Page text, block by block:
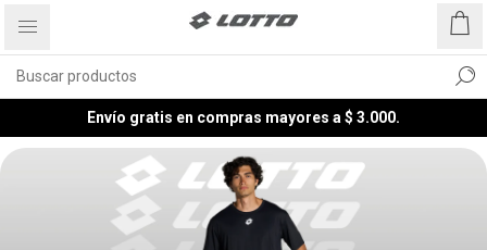
Envío gratis en compras mayores a $ 3.000.